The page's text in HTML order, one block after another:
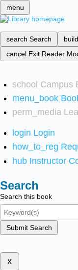
menu
search Search
cancel Exit Reader
school Campus
menu_book
perm_media
login Login
how_to_reg
hub Instructor
Search
Search this book
Submit Search
x